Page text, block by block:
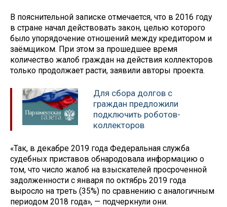
В пояснительной записке отмечается, что в 2016 году
в стране начал действовать закон, целью которого
было упорядочение отношений между кредитором и
заёмщиком. При этом за прошедшее время
количество жалоб граждан на действия коллекторов
только продолжает расти, заявили авторы проекта.
Для сбора долгов с
граждан предложили
подключить роботов-
коллекторов
«Так, в декабре 2019 года Федеральная служба
судебных приставов обнародовала информацию о
том, что число жалоб на взыскателей просроченной
задолженности с января по октябрь 2019 года
выросло на треть (35%) по сравнению с аналогичным
периодом 2018 года», — подчеркнули они.